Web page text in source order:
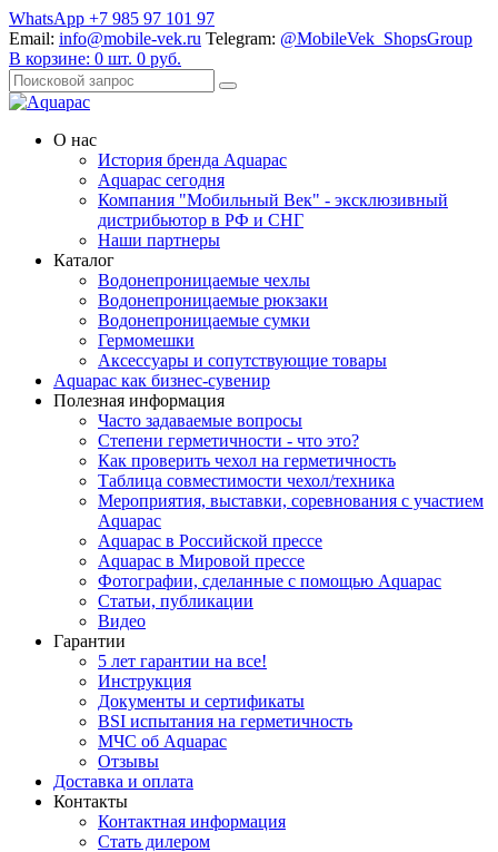
WhatsApp +7 985 97 101 97
Email: info@mobile-vek.ru Telegram: @MobileVek_ShopsGroup
В корзине: 0 шт. 0 руб.
О нас
История бренда Aquapac
Aquapac cегодня
Компания "Мобильный Век" - эксклюзивный
дистрибьютор в РФ и СНГ
Наши партнеры
Каталог
Водонепроницаемые чехлы
Водонепроницаемые рюкзаки
Водонепроницаемые сумки
Гермомешки
Аксессуары и сопутствующие товары
Aquapac как бизнес-сувенир
Полезная информация
Часто задаваемые вопросы
Степени герметичности - что это?
Как проверить чехол на герметичность
Таблица совместимости чехол/техника
Мероприятия, выставки, соревнования с участием
Aquapac
Aquapac в Российской прессе
Aquapac в Мировой прессе
Фотографии, сделанные с помощью Aquapac
Статьи, публикации
Видео
Гарантии
5 лет гарантии на все!
Инструкция
Документы и сертификаты
BSI испытания на герметичность
МЧС об Aquapac
Отзывы
Доставка и оплата
Контакты
Контактная информация
Стать дилером